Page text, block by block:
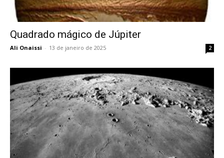
Quadrado mágico de Júpiter
Ali Onaissi - 13 de janeiro de 2025 2